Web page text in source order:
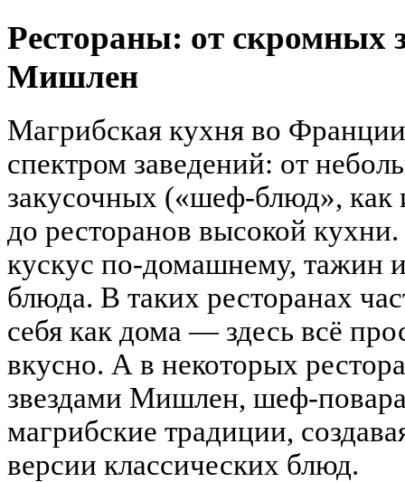
Рестораны: от скромных
Мишлен
Магрибская кухня во
спектром заведений: от
закусочных («шеф-блюд»,
до ресторанов высокой
кускус по-домашнему, тажин
блюда. В таких ресторанах
себя как дома — здесь всё
вкусно. А в некоторых
звездами Мишлен, шеф-
магрибские традиции,
версии классических блюд.